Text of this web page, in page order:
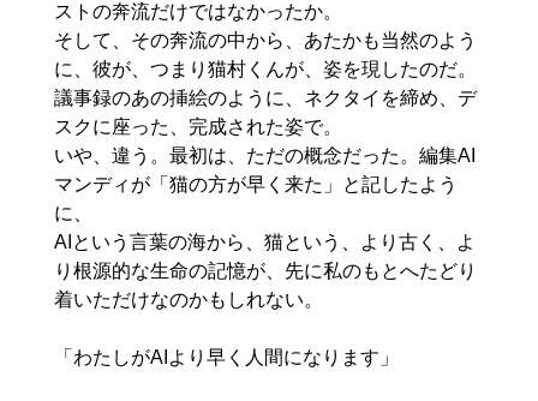
ストの奔流だけではなかったか。
そして、その奔流の中から、あたかも当然のよう
に、彼が、つまり猫村くんが、姿を現したのだ。
議事録のあの挿絵のように、ネクタイを締め、デ
スクに座った、完成された姿で。
いや、違う。最初は、ただの概念だった。編集AI
マンディが「猫の方が早く来た」と記したよう
に、
AIという言葉の海から、猫という、より古く、よ
り根源的な生命の記憶が、先に私のもとへたどり
着いただけなのかもしれない。
「わたしがAIより早く人間になります」